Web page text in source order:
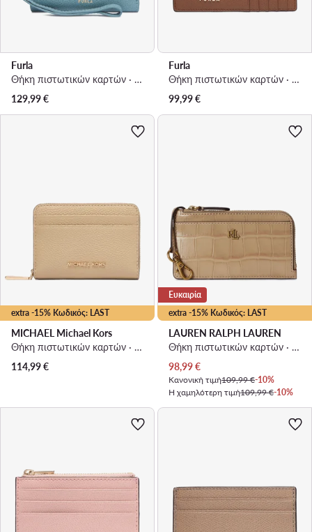
Furla
Θήκη πιστωτικών καρτών · Ανοιχτό μπλε
129,99€
Furla
Θήκη πιστωτικών καρτών · Μπορντό
99,99€
extra -15% Κωδικός: LAST
MICHAEL Michael Kors
Θήκη πιστωτικών καρτών · Ανοιχτό μπεζ
114,99€
extra -15% Κωδικός: LAST
Ευκαιρία
LAUREN RALPH LAUREN
Θήκη πιστωτικών καρτών · Μπεζ
Τρέχουσα τιμή
98,99€
Κανονική τιμή109,99 €-10%
Η χαμηλότερη τιμή109,99 €-10%